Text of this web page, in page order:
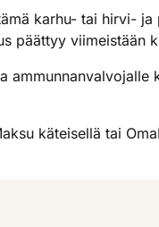
karhu- tai hirvi-
päättyy viimeistään
käteisellä tai